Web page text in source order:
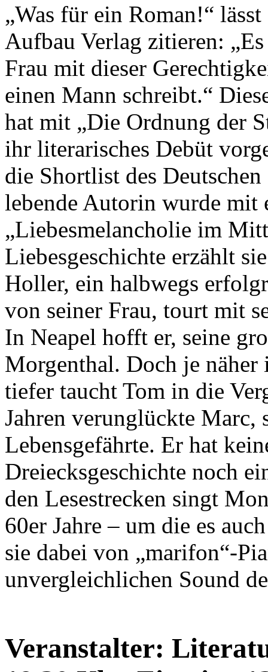
„Was für ein Roman!“
Aufbau Verlag zitieren:
Frau mit dieser
einen Mann schreibt.“
hat mit „Die Ordnung der
ihr literarisches Debüt
die Shortlist des
lebende Autorin wurde mit
„Liebesmelancholie im
Liebesgeschichte erzählt
Holler, ein halbwegs
von seiner Frau, tourt mit
In Neapel hofft er, seine
Morgenthal. Doch je näher
tiefer taucht Tom in die
Jahren verunglückte Marc,
Lebensgefährte. Er hat
Dreiecksgeschichte noch
den Lesestrecken singt
60er Jahre – um die es
sie dabei von „marifon“-
unvergleichlichen Sound
Veranstalter: